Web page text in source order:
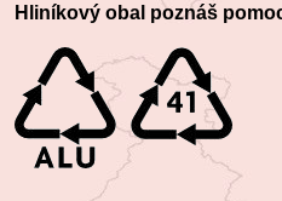
Hliníkový obal poznáš